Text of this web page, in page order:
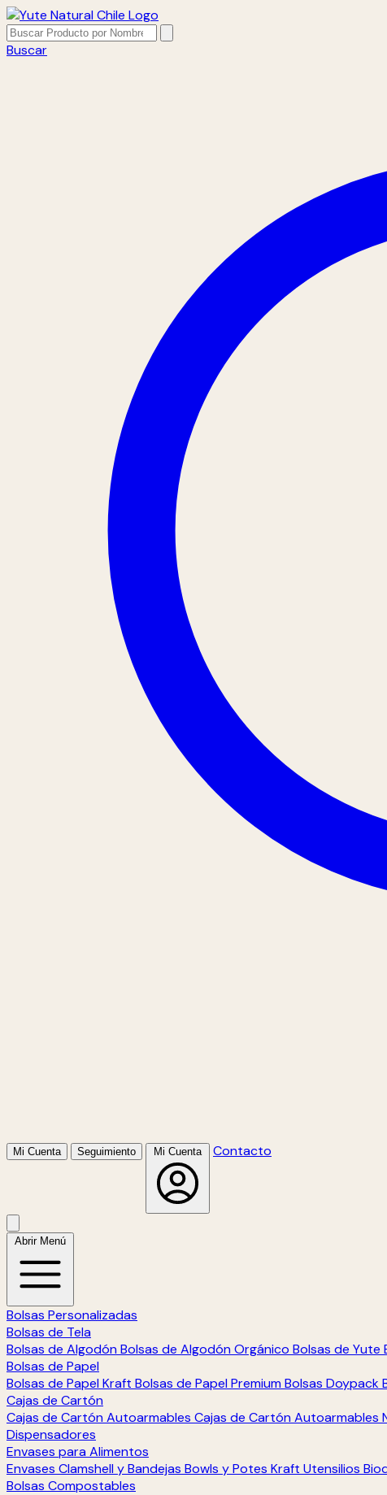
Buscar
Mi Cuenta Seguimiento Mi Cuenta Contacto
Abrir Menú
Bolsas Personalizadas
Bolsas de Tela
Bolsas de Algodón Bolsas de Algodón Orgánico Bolsas de Yute
Bolsas de Papel
Bolsas de Papel Kraft Bolsas de Papel Premium Bolsas Doypack
Cajas de Cartón
Cajas de Cartón Autoarmables Cajas de Cartón Autoarmables
Dispensadores
Envases para Alimentos
Envases Clamshell y Bandejas Bowls y Potes Kraft Utensilios
Bolsas Compostables